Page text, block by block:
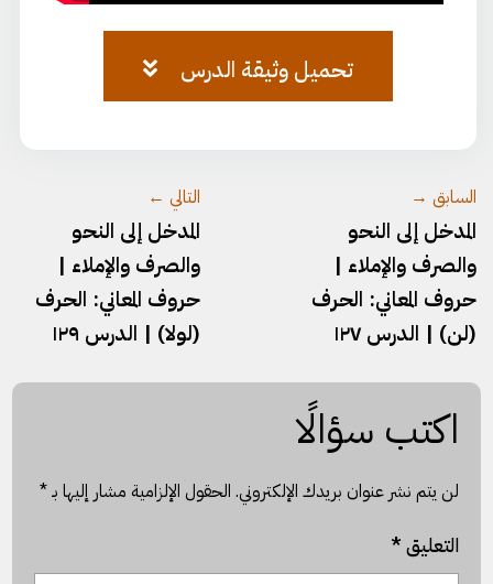
تحميل وثيقة الدرس
السابق →
المدخل إلى النحو
والصرف والإملاء |
حروف المعاني: الحرف
(لن) | الدرس ١٢٧
التالي ←
المدخل إلى النحو
والصرف والإملاء |
حروف المعاني: الحرف
(لولا) | الدرس ١٢٩
اكتب سؤالًا
لن يتم نشر عنوان بريدك الإلكتروني. الحقول الإلزامية مشار إليها بـ*
التعليق*